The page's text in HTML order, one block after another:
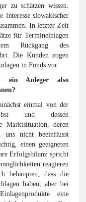
zu schätzen wissen.
Interesse slowakischer
In letzter Zeit
für Termineinlagen
Rückgang des
Die Kunden zogen
in Fonds vor.
ein Anleger also
einmal von der
und dessen
Marktsituation, deren
uns nicht beeinflusst
einen geeigneten
Erfolgsbilanz spricht
reagieren
behaupten, dass die
haben, aber bei
eine